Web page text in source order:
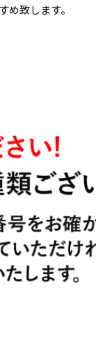
致します。